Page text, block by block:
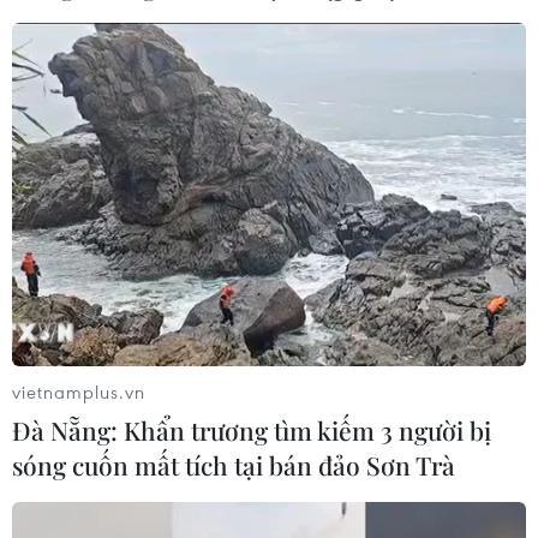
Vì sao Elon Musk học nhanh
và giỏi hơn những người khác?
27/04/2017 22:47
Làm thế nào mà Elon Musk có thể xây dựng 4 công ty trị
giá nhiều tỷ USD khi mới ngoài 40 tuổi - ở 4 lĩnh vực
khác nhau (phần mềm, năng lượng, vận tải và vũ trụ)?
vietnamplus.vn
Đà Nẵng: Khẩn trương tìm kiếm 3 người bị
sóng cuốn mất tích tại bán đảo Sơn Trà